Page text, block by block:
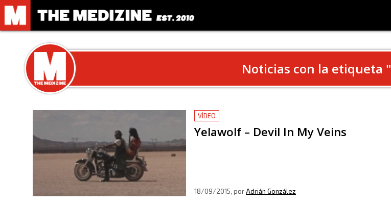
Noticias con la etiqueta "
VÍDEO
Yelawolf – Devil In My Veins
18/09/2015, porAdrián González